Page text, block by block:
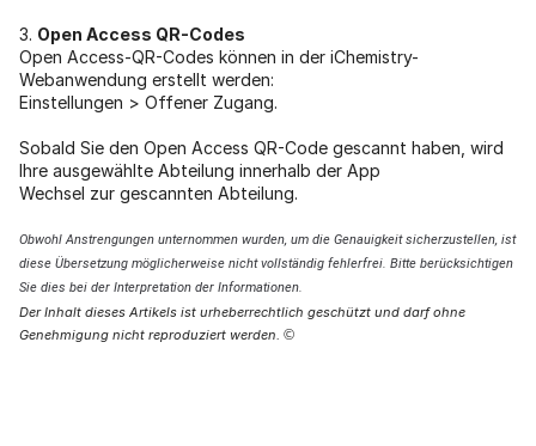
3. Open Access QR-Codes
Open Access-QR-Codes können in der iChemistry-
Webanwendung erstellt werden:
Einstellungen > Offener Zugang.
Sobald Sie den Open Access QR-Code gescannt haben, wird
Ihre ausgewählte Abteilung innerhalb der App
Wechsel zur gescannten Abteilung.
Obwohl Anstrengungen unternommen wurden, um die Genauigkeit sicherzustellen, ist
diese Übersetzung möglicherweise nicht vollständig fehlerfrei. Bitte berücksichtigen
Sie dies bei der Interpretation der Informationen.
Der Inhalt dieses Artikels ist urheberrechtlich geschützt und darf ohne
Genehmigung nicht reproduziert werden. ©